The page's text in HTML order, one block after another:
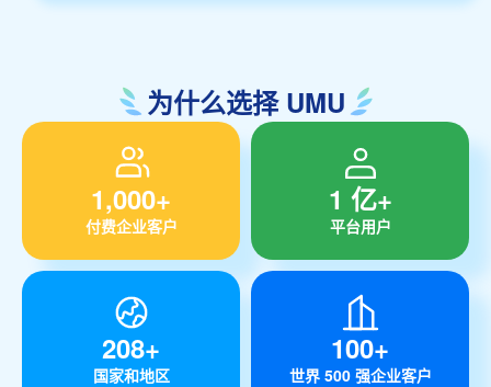
为什么选择 UMU
1,000+
付费企业客户
1 亿+
平台用户
208+
国家和地区
100+
世界 500 强企业客户